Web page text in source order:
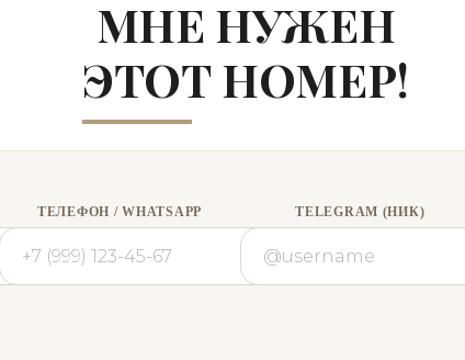
МНЕ НУЖЕН
ЭТОТ НОМЕР!
ТЕЛЕФОН / WHATSAPP TELEGRAM (НИК)